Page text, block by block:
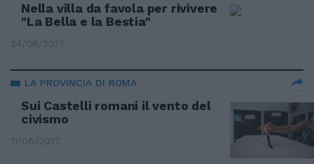
Nella villa da favola per rivivere
"La Bella e la Bestia"
24/06/2017
LA PROVINCIA DI ROMA
Sui Castelli romani il vento del
civismo
11/06/2017